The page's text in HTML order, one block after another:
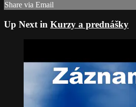
Share via Email
Up Next in Kurzy a prednášky